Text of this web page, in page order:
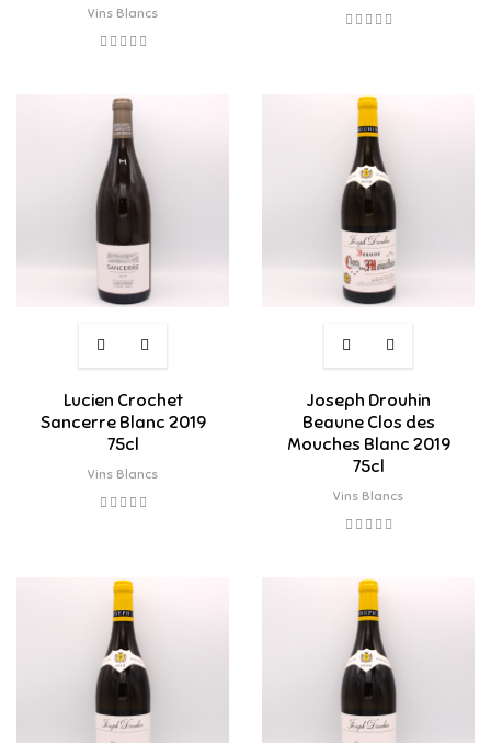
Vins Blancs
Lucien Crochet
Sancerre Blanc 2019
75cl
Vins Blancs
Joseph Drouhin
Beaune Clos des
Mouches Blanc 2019
75cl
Vins Blancs